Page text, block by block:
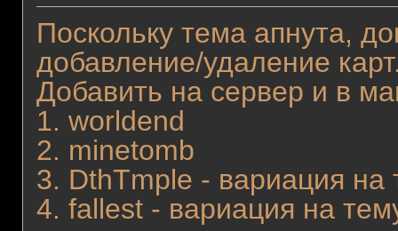
Поскольку тема апнута,
добавление/удаление
Добавить на сервер и в
1. worldend
2. minetomb
3. DthTmple - вариация на
4. fallest - вариация на